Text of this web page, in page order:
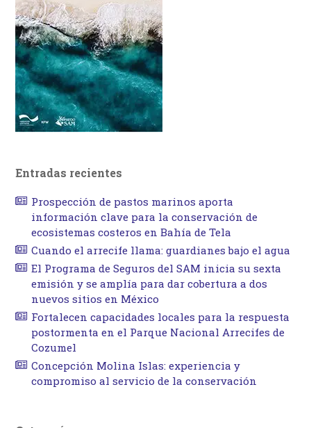
Entradas recientes
Prospección de pastos marinos aporta
información clave para la conservación de
ecosistemas costeros en Bahía de Tela
Cuando el arrecife llama: guardianes bajo el agua
El Programa de Seguros del SAM inicia su sexta
emisión y se amplía para dar cobertura a dos
nuevos sitios en México
Fortalecen capacidades locales para la respuesta
postormenta en el Parque Nacional Arrecifes de
Cozumel
Concepción Molina Islas: experiencia y
compromiso al servicio de la conservación